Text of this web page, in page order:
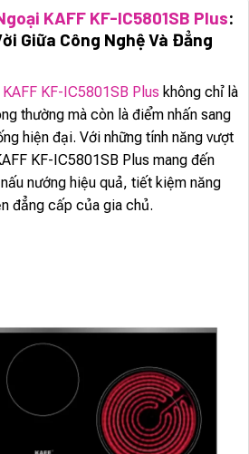
KAFF KF-IC5801SB Plus:
Giữa Công Nghệ Và Đẳng
KF-IC5801SB Plus không chỉ là
thường mà còn là điểm nhấn sang
hiện đại. Với những tính năng vượt
KF-IC5801SB Plus mang đến
nướng hiệu quả, tiết kiệm năng
đẳng cấp của gia chủ.